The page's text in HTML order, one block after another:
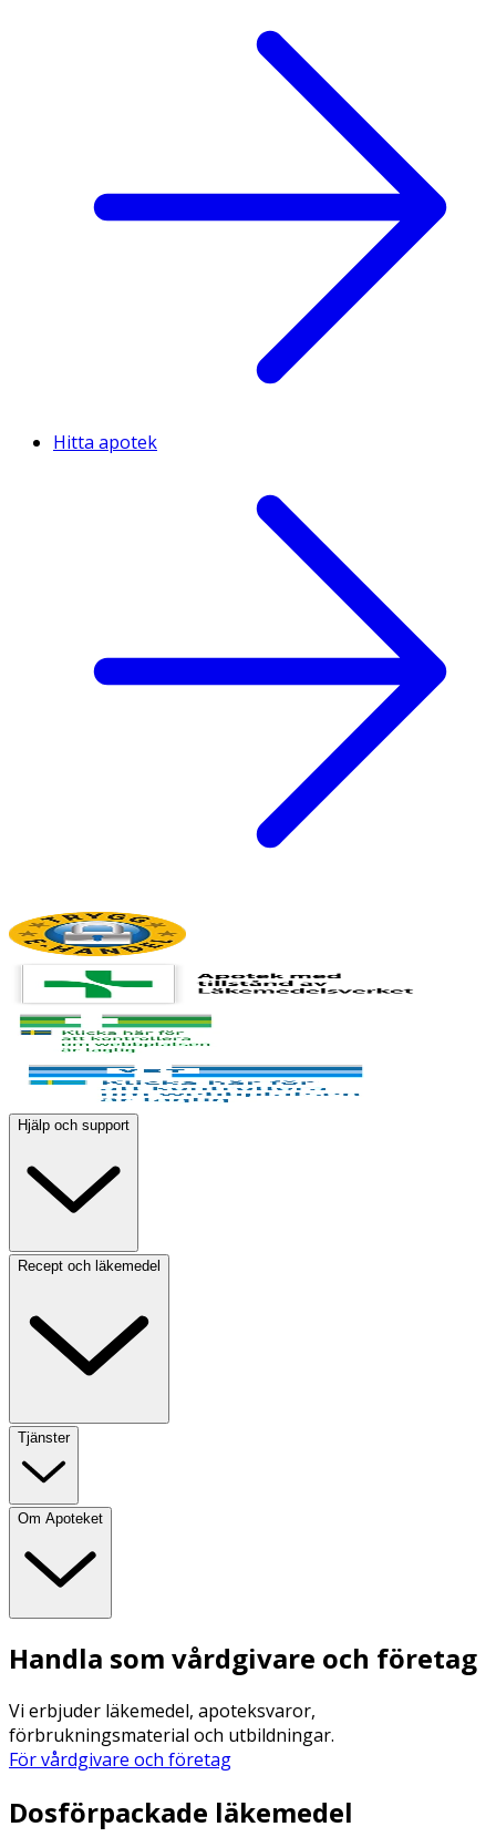
Hitta apotek
Hjälp och support
Recept och läkemedel
Tjänster
Om Apoteket
Handla som vårdgivare och företag
Vi erbjuder läkemedel, apoteksvaror,
förbrukningsmaterial och utbildningar.
För vårdgivare och företag
Dosförpackade läkemedel